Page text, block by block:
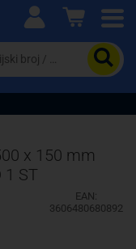
proizvoda i
x 150 mm
1 ST
EAN:
3606480680892